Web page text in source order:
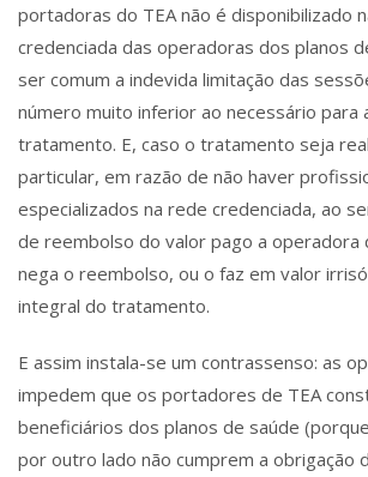
portadoras do TEA não é disponibilizado
credenciada das operadoras dos planos
ser comum a indevida limitação das
número muito inferior ao necessário para
tratamento. E, caso o tratamento seja
particular, em razão de não haver
especializados na rede credenciada, ao
de reembolso do valor pago a operadora
nega o reembolso, ou o faz em valor
integral do tratamento.
E assim instala-se um contrassenso: as
impedem que os portadores de TEA
beneficiários dos planos de saúde
por outro lado não cumprem a obrigação